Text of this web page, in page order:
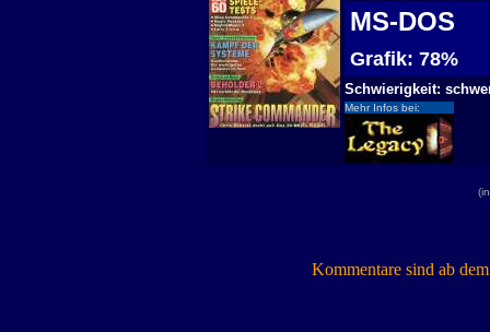
MS-DOS
Grafik: 78%
Schwierigkeit:
Mehr Infos bei:
Kommentare sind ab